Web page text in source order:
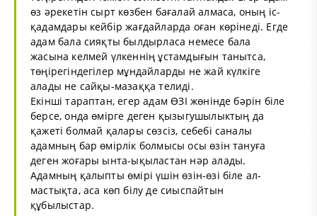
өз әрекетін сырт көзбен бағалай алмаса, оның іс-
қадамдары кейбір жағдайларда оған көрінеді. Егде
адам бала сияқты былдырласа немесе бала
жасына келмей үлкеннің ұстамдығын танытса,
төңірегіндегілер мұндайларды не жай күлкіге
алады не сайқы-мазаққа телиді.
Екінші тараптан, егер адам ӨЗІ жөнінде бәрін біле
берсе, онда өмірге деген қызыгушылыктың да
қажеті болмай қалары сөзсіз, себебі саналы
адамның бар өмірлік болмысы осы өзін тануға
деген жоғары ынта-ықыластан нәр алады.
Адамның қалыпты өмірі үшін өзін-өзі біле ал-
мастықта, аса көп білу де сиыспайтын
құбылыстар.